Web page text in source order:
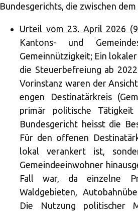
Bundesgerichts, die zwischen
Urteil vom 23. April 2026
Kantons- und
Gemeinnützigkeit; Ein
die Steuerbefreiung ab
Vorinstanz waren der
engen Destinatärkreis
primär politische Tätigkeit
Bundesgericht heisst die
Für den offenen
lokal verankert ist,
Gemeindeeinwohner
Fall war, da einzelne
Waldgebieten,
Die Nutzung politischer